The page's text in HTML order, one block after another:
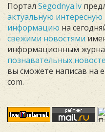
Портал Segodnya.lv
актуальную
информацию на
свежими новостями
информационным
познавательных
вы сможете написав на
com.